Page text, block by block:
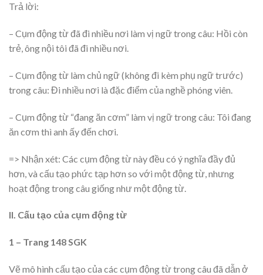
Trả lời:
– Cụm động từ đã đi nhiều nơi làm vị ngữ trong câu: Hồi còn
trẻ, ông nội tôi đã đi nhiều nơi.
– Cụm động từ làm chủ ngữ (không đi kèm phụ ngữ trước)
trong câu: Đi nhiều nơi là đặc điểm của nghề phóng viên.
– Cụm động từ “đang ăn cơm” làm vị ngữ trong câu: Tôi đang
ăn cơm thì anh ấy đến chơi.
=> Nhận xét: Các cụm động từ này đều có ý nghĩa đầy đủ
hơn, và cấu tạo phức tạp hơn so với một động từ, nhưng
hoạt động trong câu giống như một động từ.
II. Cấu tạo của cụm động từ
1 – Trang 148 SGK
Vẽ mô hình cấu tạo của các cụm động từ trong câu đã dẫn ở